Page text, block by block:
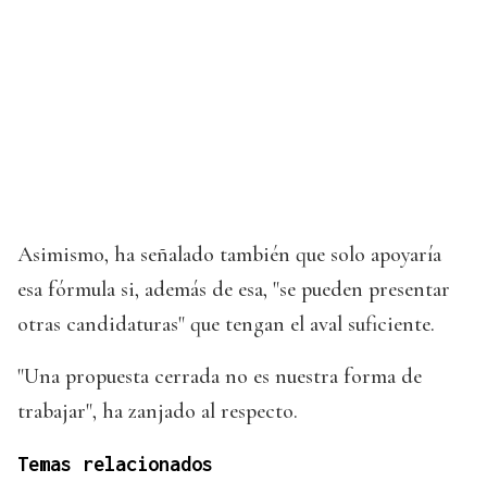
Asimismo, ha señalado también que solo apoyaría
esa fórmula si, además de esa, "se pueden presentar
otras candidaturas" que tengan el aval suficiente.
"Una propuesta cerrada no es nuestra forma de
trabajar", ha zanjado al respecto.
Temas relacionados